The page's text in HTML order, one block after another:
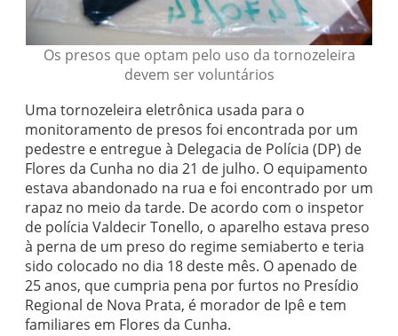
Os presos que optam pelo uso da tornozeleira
devem ser voluntários
Uma tornozeleira eletrônica usada para o
monitoramento de presos foi encontrada por um
pedestre e entregue à Delegacia de Polícia (DP) de
Flores da Cunha no dia 21 de julho. O equipamento
estava abandonado na rua e foi encontrado por um
rapaz no meio da tarde. De acordo com o inspetor
de polícia Valdecir Tonello, o aparelho estava preso
à perna de um preso do regime semiaberto e teria
sido colocado no dia 18 deste mês. O apenado de
25 anos, que cumpria pena por furtos no Presídio
Regional de Nova Prata, é morador de Ipê e tem
familiares em Flores da Cunha.